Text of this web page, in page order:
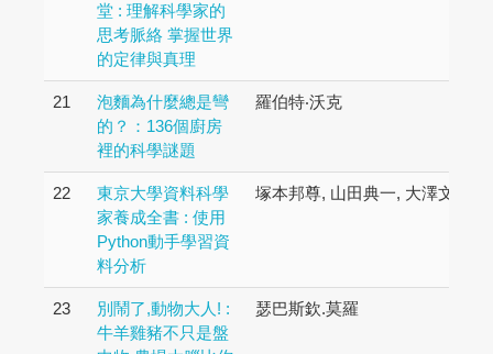
堂 : 理解科學家的
思考脈絡 掌握世界
的定律與真理
21
泡麵為什麼總是彎
的？：136個廚房
裡的科學謎題
羅伯特‧沃克
22
東京大學資料科學
家養成全書 : 使用
Python動手學習資
料分析
塚本邦尊, 山田典一, 大澤文孝
23
別鬧了,動物大人! :
牛羊雞豬不只是盤
瑟巴斯欽.莫羅